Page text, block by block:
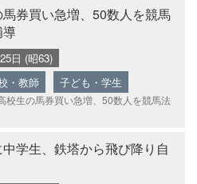
券買い急増、50数人を競馬
導
日 (昭63)
・教師 子ども・学生
校生の馬券買い急増、50数人を競馬法
学生、鉄塔から飛び降り自